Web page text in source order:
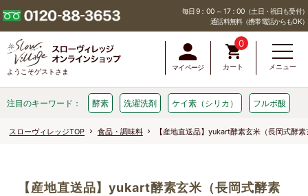
毎日 9：00 ～ 17：00（土日・祝日も受付）
通話料無料（携帯電話からもOK）
ようこそゲストさま
0
カート
マイページ メニュー
注目のキーワード： 酵素 洗濯洗剤 ケイ素（シリカ） フルボ酸
スローヴィレッジTOP 食品・調味料 【産地直送品】yukart酵素玄米（長岡式酵
【産地直送品】yukart酵素玄米（長岡式酵素